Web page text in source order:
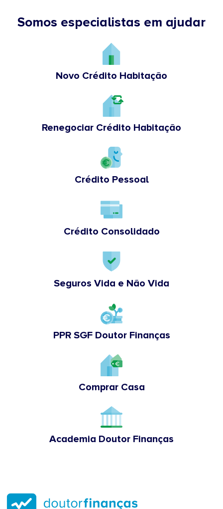
Somos especialistas em ajudar
Novo Crédito Habitação
Renegociar Crédito Habitação
Crédito Pessoal
Crédito Consolidado
Seguros Vida e Não Vida
PPR SGF Doutor Finanças
Comprar Casa
Academia Doutor Finanças